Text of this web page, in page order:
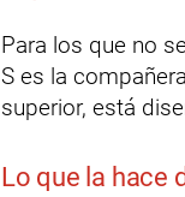
Para los que no
S es la
superior, está
Lo que la hace